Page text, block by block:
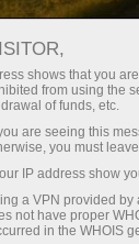
shows that you
from using the
of funds, etc.
are seeing this
you must
IP address show
a VPN provided
not have proper
in the WHOIS